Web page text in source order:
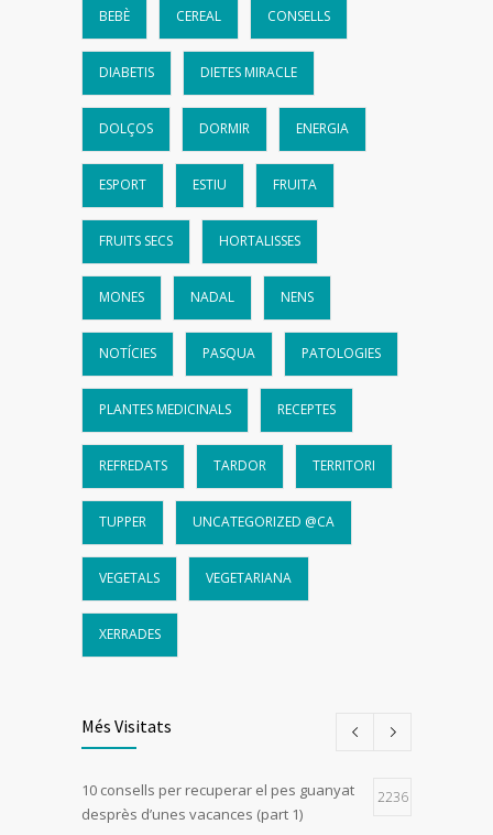
BEBÈ CEREAL CONSELLS
DIABETIS DIETES MIRACLE
DOLÇOS DORMIR ENERGIA
ESPORT ESTIU FRUITA
FRUITS SECS HORTALISSES
MONES NADAL NENS
NOTÍCIES PASQUA PATOLOGIES
PLANTES MEDICINALS RECEPTES
REFREDATS TARDOR TERRITORI
TUPPER UNCATEGORIZED @CA
VEGETALS VEGETARIANA
XERRADES
Més Visitats
10 consells per recuperar el pes guanyat
desprès d’unes vacances (part 1)
2236